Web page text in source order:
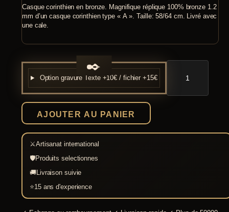
Casque corinthien en bronze. Magnifique réplique 100% bronze 1.2
mm d’un casque corinthien type « A ». Taille: 58/64 cm. Livré avec
une cale.
Option gravure Texte +10€ / fichier +15€
quantité
Casque
AJOUTER AU PANIER
⚔Artisanat international
🛡Produits selectionnes
🚚Livraison suivie
⭐15 ans d'experience